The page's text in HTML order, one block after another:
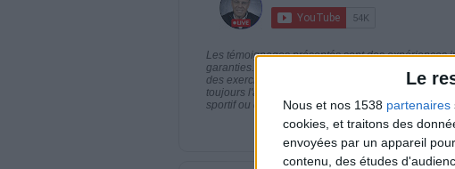
Le
Nous et nos 1538 partenaires
cookies, et traitons des
envoyées par un appareil
contenu, des études
Les témoignages présentés sont des expériences
garanties. Comme pour tout programme de
des exercices physiques réguliers sont
toujours l'avis de votre médecin traitant avant
sportif ou de modifier vos habitudes nutritionnelles.